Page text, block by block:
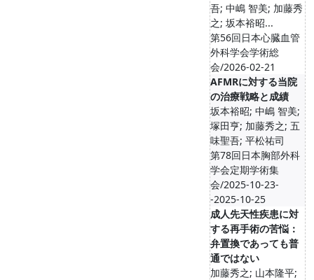
吾; 中嶋 智美; 加藤秀
之; 坂本裕昭...
第56回日本心臓血管
外科学会学術総
会/2026-02-21
AFMRに対する当院
の治療戦略と成績
坂本裕昭; 中嶋 智美;
塚田亨; 加藤秀之; 五
味聖吾; 平松祐司
第78回日本胸部外科
学会定期学術集
会/2025-10-23-
-2025-10-25
成人先天性疾患に対
する再手術の苦悩：
弁置換であっても普
通ではない
加藤秀之; 山本隆平;